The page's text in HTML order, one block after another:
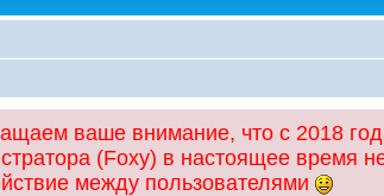
ваше внимание, что с 2018
(Foxy) в настоящее время
между пользователями